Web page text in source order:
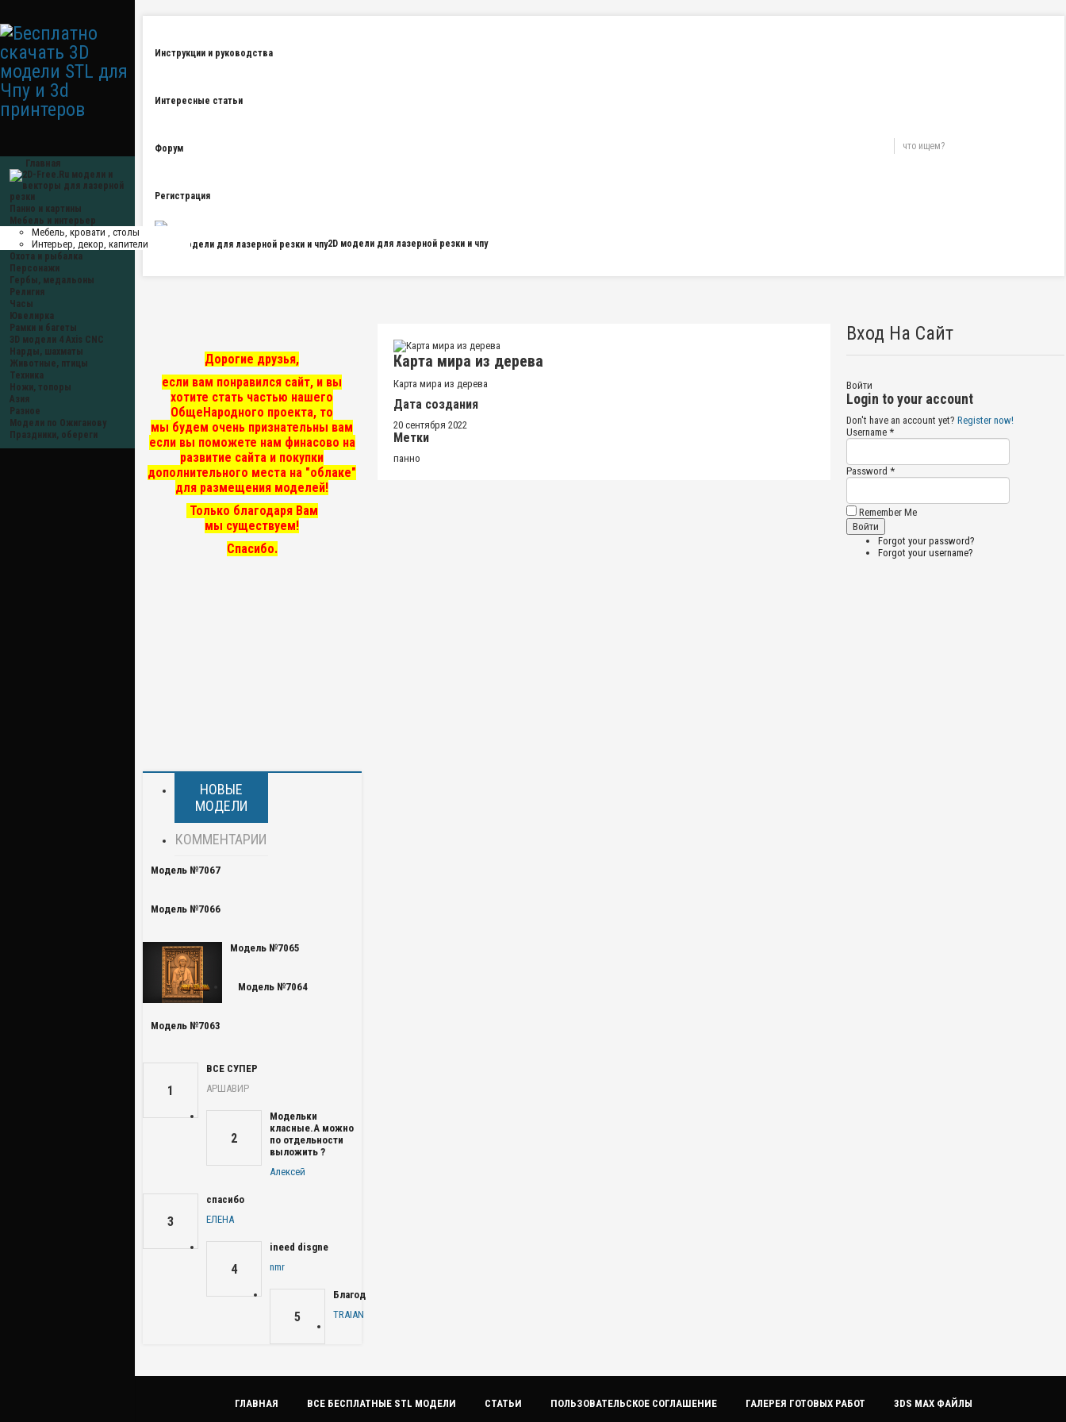
Главная
Панно и картины
Мебель и интерьер
Мебель, кровати , столы
Интерьер, декор, капители
Охота и рыбалка
Персонажи
Гербы, медальоны
Религия
Часы
Ювелирка
Рамки и багеты
3D модели 4 Axis CNC
Нарды, шахматы
Животные, птицы
Техника
Ножи, топоры
Азия
Разное
Модели по Ожиганову
Праздники, обереги
Инструкции и руководства
Интересные статьи
Форум
Регистрация
2D модели для лазерной резки и чпу
Дорогие друзья,
если вам понравился сайт, и вы
хотите стать частью нашего
ОбщеНародного проекта, то
мы будем очень признательны вам
если вы поможете нам финасово на
развитие сайта и покупки
дополнительного места на "облаке"
для размещения моделей!
Только благодаря Вам
мы существуем!
Спасибо.
НОВЫЕ
МОДЕЛИ
КОММЕНТАРИИ
Модель №7067
Модель №7066
Модель №7065
Модель №7064
Модель №7063
1
ВСЕ СУПЕР
АРШАВИР
2
Модельки
класные.А можно
по отдельности
выложить ?
Алексей
3
спасибо
ЕЛЕНА
4
ineed disgne
nmr
5
Благодаря
TRAIAN
Карта мира из дерева
Карта мира из дерева
Дата создания
20 сентября 2022
Метки
панно
Вход На Сайт
Войти
Login to your account
Don't have an account yet? Register now!
Username *
Password *
Remember Me
Forgot your password?
Forgot your username?
ГЛАВНАЯ ВСЕ БЕСПЛАТНЫЕ STL МОДЕЛИ СТАТЬИ ПОЛЬЗОВАТЕЛЬСКОЕ СОГЛАШЕНИЕ ГАЛЕРЕЯ ГОТОВЫХ РАБОТ 3DS MAX ФАЙЛЫ